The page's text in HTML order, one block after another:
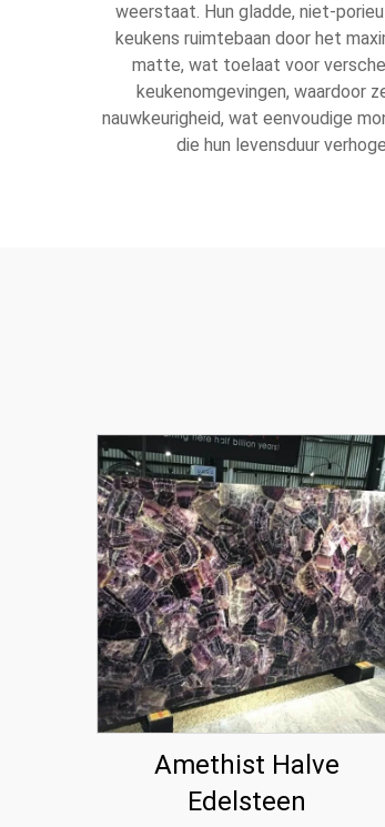
weerstaat. Hun gladde, niet-
keukens ruimtebaan door het
matte, wat toelaat voor
keukenomgevingen, waardoor
nauwkeurigheid, wat eenvoudige
die hun levensduur
Amethist Halve
Edelsteen